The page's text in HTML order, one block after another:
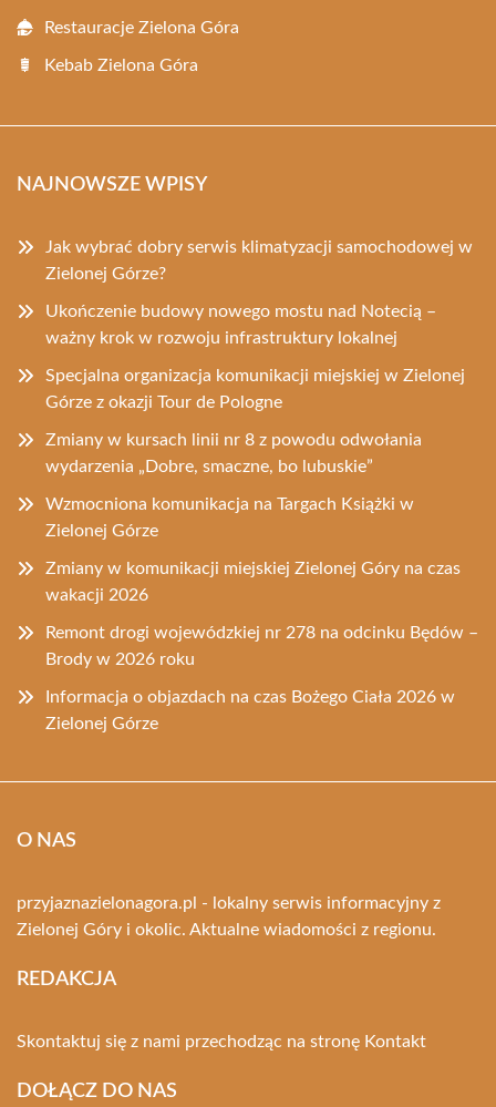
Restauracje Zielona Góra
Kebab Zielona Góra
NAJNOWSZE WPISY
Jak wybrać dobry serwis klimatyzacji samochodowej w
Zielonej Górze?
Ukończenie budowy nowego mostu nad Notecią –
ważny krok w rozwoju infrastruktury lokalnej
Specjalna organizacja komunikacji miejskiej w Zielonej
Górze z okazji Tour de Pologne
Zmiany w kursach linii nr 8 z powodu odwołania
wydarzenia „Dobre, smaczne, bo lubuskie”
Wzmocniona komunikacja na Targach Książki w
Zielonej Górze
Zmiany w komunikacji miejskiej Zielonej Góry na czas
wakacji 2026
Remont drogi wojewódzkiej nr 278 na odcinku Będów –
Brody w 2026 roku
Informacja o objazdach na czas Bożego Ciała 2026 w
Zielonej Górze
O NAS
przyjaznazielonagora.pl - lokalny serwis informacyjny z
Zielonej Góry i okolic. Aktualne wiadomości z regionu.
REDAKCJA
Skontaktuj się z nami przechodząc na stronę Kontakt
DOŁĄCZ DO NAS